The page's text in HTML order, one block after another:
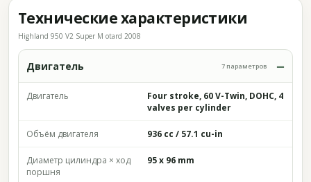
Технические характеристики
Highland 950 V2 Super M otard 2008
Двигатель 7 параметров
Двигатель
Four stroke, 60 V-Twin, DOHC, 4
valves per cylinder
Объём двигателя 936 cc / 57.1 cu-in
Диаметр цилиндра × ход
поршня
95 x 96 mm